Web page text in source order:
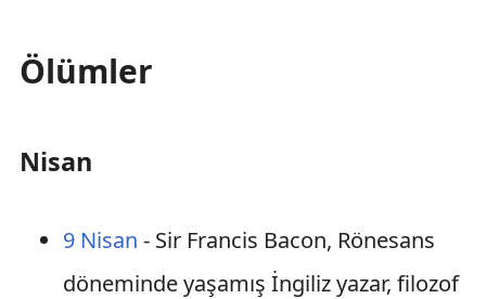
Ölümler
Nisan
9 Nisan - Sir Francis Bacon, Rönesans
döneminde yaşamış İngiliz yazar, filozof